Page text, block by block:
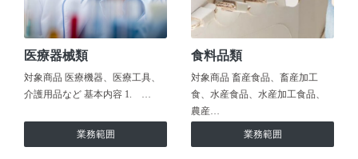
医療器械類
対象商品 医療機器、医療工具、
介護用品など 基本内容 1. …
業務範囲
食料品類
対象商品 畜産食品、畜産加工
食、水産食品、水産加工食品、
農産…
業務範囲